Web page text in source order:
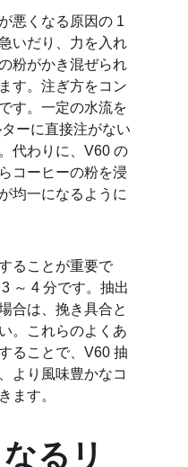
悪くなる原因の 1
いだり、力を入れ
粉がかき混ぜられ
す。注ぎ方をコン
す。一定の水流を
ーに直接注がない
代わりに、V60 の
コーヒーの粉を浸
均一になるように
ることが重要で
～ 4 分です。抽出
合は、挽き具合と
。これらのよくあ
ることで、V60 抽
より風味豊かなコ
ます。
るリ